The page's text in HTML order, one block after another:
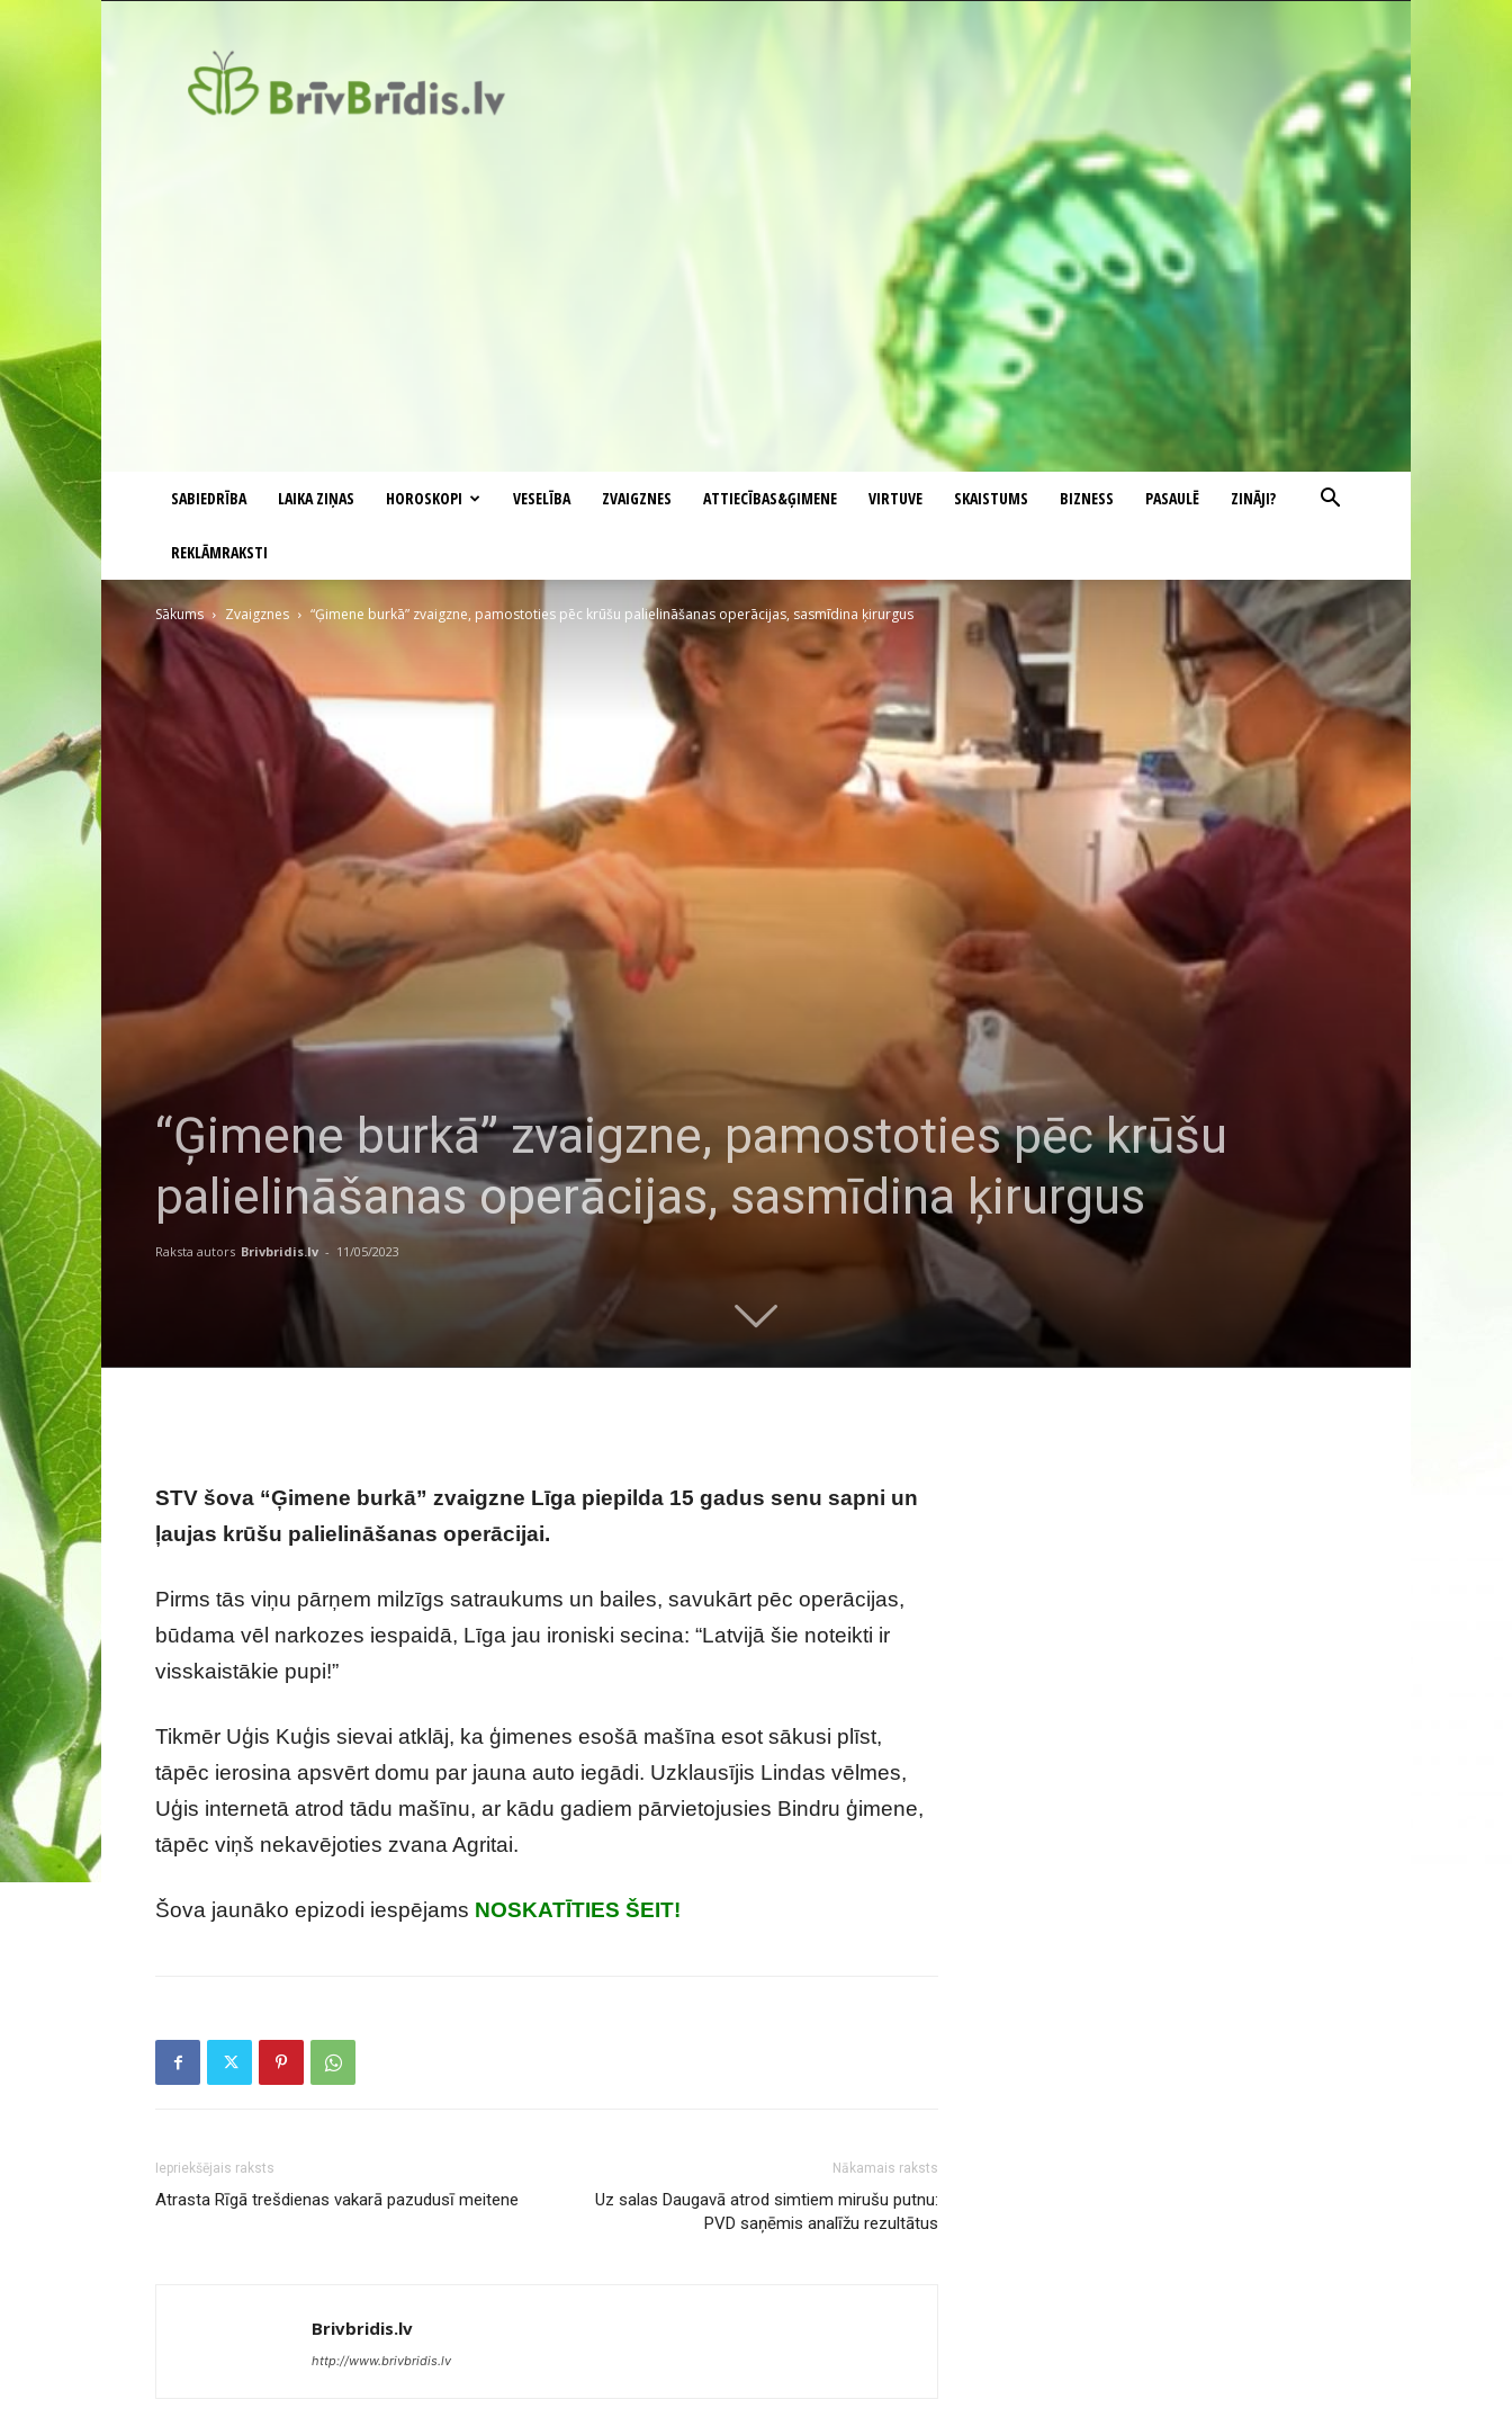
SABIEDRĪBA LAIKA ZIŅAS HOROSKOPI VESELĪBA ZVAIGZNES ATTIECĪBAS&ĢIMENE VIRTUVE SKAISTUMS BIZNESS PASAULĒ ZINĀJI?
REKLĀMRAKSTI
Sākums Zvaigznes “Ģimene burkā” zvaigzne, pamostoties pēc krūšu palielināšanas operācijas, sasmīdina ķirurgus
“Ģimene burkā” zvaigzne, pamostoties pēc krūšu
palielināšanas operācijas, sasmīdina ķirurgus
Raksta autors Brivbridis.lv - 11/05/2023
STV šova “Ģimene burkā” zvaigzne Līga piepilda 15 gadus senu sapni un
ļaujas krūšu palielināšanas operācijai.
Pirms tās viņu pārņem milzīgs satraukums un bailes, savukārt pēc operācijas,
būdama vēl narkozes iespaidā, Līga jau ironiski secina: “Latvijā šie noteikti ir
visskaistākie pupi!”
Tikmēr Uģis Kuģis sievai atklāj, ka ģimenes esošā mašīna esot sākusi plīst,
tāpēc ierosina apsvērt domu par jauna auto iegādi. Uzklausījis Lindas vēlmes,
Uģis internetā atrod tādu mašīnu, ar kādu gadiem pārvietojusies Bindru ģimene,
tāpēc viņš nekavējoties zvana Agritai.
Šova jaunāko epizodi iespējams NOSKATĪTIES ŠEIT!
Iepriekšējais raksts
Atrasta Rīgā trešdienas vakarā pazudusī meitene
Nākamais raksts
Uz salas Daugavā atrod simtiem mirušu putnu:
PVD saņēmis analīžu rezultātus
Brivbridis.lv
http://www.brivbridis.lv